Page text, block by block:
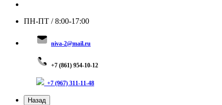
ПН-ПТ / 8:00-17:00
niva-2@mail.ru
+7 (861) 954-10-12
+7 (967) 311-11-48
Назад